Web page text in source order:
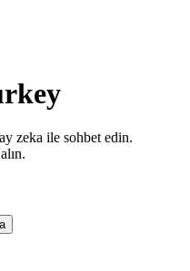
zeka ile sohbet edin.